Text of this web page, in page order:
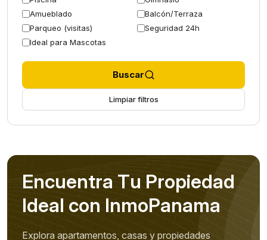
Amueblado
Balcón/Terraza
Parqueo (visitas)
Seguridad 24h
Ideal para Mascotas
Buscar
Limpiar filtros
Encuentra Tu Propiedad
Ideal con InmoPanama
Explora apartamentos, casas y propiedades